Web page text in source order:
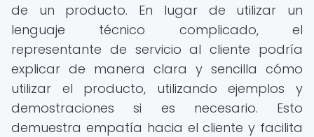
de un producto. En lugar de utilizar un
lenguaje técnico complicado, el
representante de servicio al cliente podría
explicar de manera clara y sencilla cómo
utilizar el producto, utilizando ejemplos y
demostraciones si es necesario. Esto
demuestra empatía hacia el cliente y facilita